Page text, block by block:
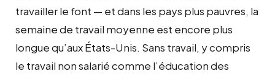
travailler le font — et dans les pays plus pauvres, la
semaine de travail moyenne est encore plus
longue qu’aux États-Unis. Sans travail, y compris
le travail non salarié comme l’éducation des